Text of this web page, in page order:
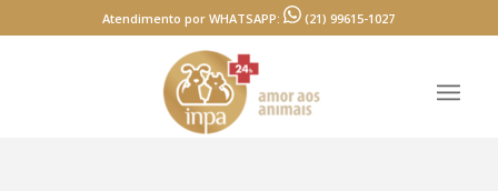
Atendimento por WHATSAPP: (21) 99615-1027